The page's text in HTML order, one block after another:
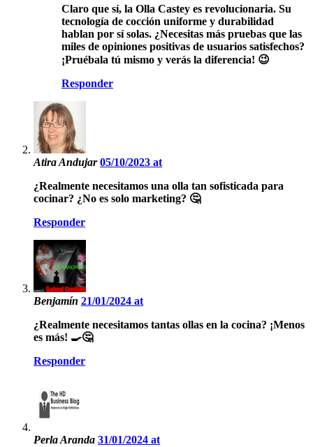
Claro que sí, la Olla Castey es revolucionaria. Su
tecnología de cocción uniforme y durabilidad
hablan por sí solas. ¿Necesitas más pruebas que las
miles de opiniones positivas de usuarios satisfechos?
¡Pruébala tú mismo y verás la diferencia! 😉
Responder
Atira Andujar05/10/2023 at
¿Realmente necesitamos una olla tan sofisticada para
cocinar? ¿No es solo marketing? 🤔
Responder
Benjamín 21/01/2024 at
¿Realmente necesitamos tantas ollas en la cocina? ¡Menos
es más! 🍳🤔
Responder
Perla Aranda 31/01/2024 at